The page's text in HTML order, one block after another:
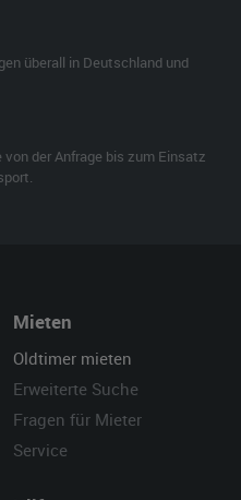
überall in Deutschland und
der Anfrage bis zum Einsatz
Mieten
Oldtimer mieten
Erweiterte Suche
Fragen für Mieter
Service